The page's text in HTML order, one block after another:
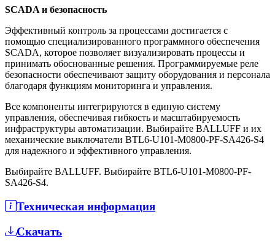
SCADA и безопасность
Эффективный контроль за процессами достигается с
помощью специализированного программного обеспечения
SCADA, которое позволяет визуализировать процессы и
принимать обоснованные решения. Программируемые реле
безопасности обеспечивают защиту оборудования и персонала
благодаря функциям мониторинга и управления.
Все компоненты интегрируются в единую систему
управления, обеспечивая гибкость и масштабируемость
инфраструктуры автоматизации. Выбирайте BALLUFF и их
механические выключатели BTL6-U101-M0800-PF-SA426-S4
для надежного и эффективного управления.
Выбирайте BALLUFF. Выбирайте BTL6-U101-M0800-PF-
SA426-S4.
Техническая информация
Скачать